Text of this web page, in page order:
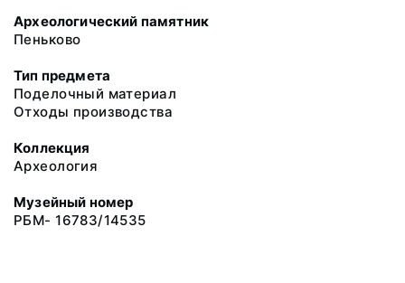
Археологический памятник
Пеньково
Тип предмета
Поделочный материал
Отходы производства
Коллекция
Археология
Музейный номер
РБМ- 16783/14535